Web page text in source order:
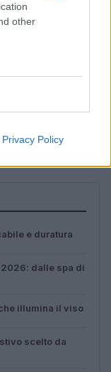
other
Privacy Policy
in estate:
e duratura
dalle spa di
illumina il viso
scelto da